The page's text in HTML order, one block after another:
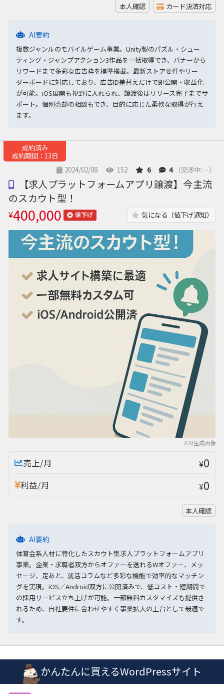
本人確認 カード決済対応
AI要約
複数ジャンルのモバイルゲーム事業。Unity製のパズル・シュー
ティング・ジャンプアクション3作品を一括取得でき、バナーから
リワードまで多彩な広告枠を標準搭載。最新ストア要件やリー
ダーボードに対応しており、広告ID差替えだけで即公開・収益化
が可能。iOS展開も視野に入れられ、譲渡後はリリース完了までサ
ポート。個別売却の相談もでき、目的に応じた柔軟な取得が行え
ます。
成約済み
成約期間：13日
2024/02/08
152 6 4 （交渉中 : - ）
※AI生成画像
【求人プラットフォームアプリ譲渡】今主流
のスカウト型！
¥400,000 値下げ 気になる（値下げ通知）
売上/月 ¥0
利益/月 ¥0
本人確認
AI要約
体育会系人材に特化したスカウト型求人プラットフォームアプリ
事業。企業・求職者双方からオファーを送れるWオファー、メッ
セージ、足あと、就活コラムなど多彩な機能で効率的なマッチン
グを実現。iOS／Android双方に公開済みで、低コスト・短期間で
の採用サービス立ち上げが可能。一部無料カスタマイズも提供さ
れるため、自社要件に合わせやすく事業拡大の土台として最適で
す。
かんたんに買えるWordPressサイト